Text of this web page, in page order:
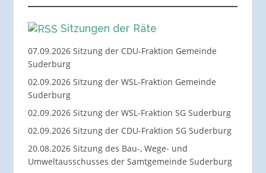
Sitzungen der Räte
07.09.2026 Sitzung der CDU-Fraktion Gemeinde
Suderburg
02.09.2026 Sitzung der WSL-Fraktion Gemeinde
Suderburg
02.09.2026 Sitzung der WSL-Fraktion SG Suderburg
02.09.2026 Sitzung der CDU-Fraktion SG Suderburg
20.08.2026 Sitzung des Bau-, Wege- und
Umweltausschusses der Samtgemeinde Suderburg